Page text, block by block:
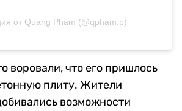
от Quang Pham (@qpham.p)
воровали, что его пришлось
плиту. Жители
возможности